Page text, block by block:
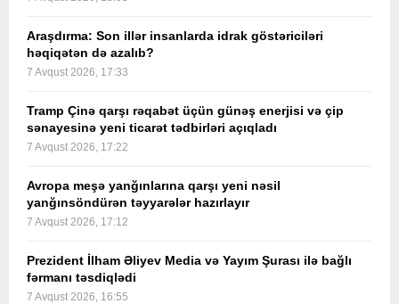
Araşdırma: Son illər insanlarda idrak göstəriciləri
həqiqətən də azalıb?
7 Avqust 2026, 17:33
Tramp Çinə qarşı rəqabət üçün günəş enerjisi və çip
sənayesinə yeni ticarət tədbirləri açıqladı
7 Avqust 2026, 17:22
Avropa meşə yanğınlarına qarşı yeni nəsil
yanğınsöndürən təyyarələr hazırlayır
7 Avqust 2026, 17:12
Prezident İlham Əliyev Media və Yayım Şurası ilə bağlı
fərmanı təsdiqlədi
7 Avqust 2026, 16:55